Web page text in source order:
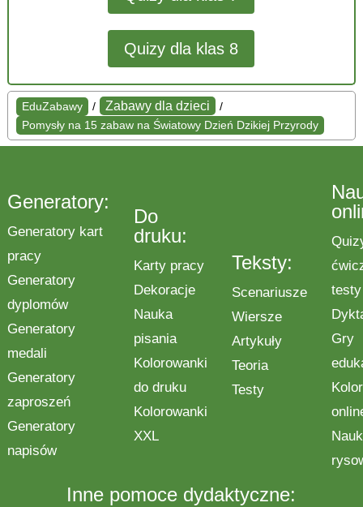
Quizy dla klas 8
EduZabawy / Zabawy dla dzieci
/
Pomysły na 15 zabaw na Światowy Dzień Dzikiej Przyrody
Generatory:
Generatory kart
pracy
Generatory
dyplomów
Generatory
medali
Generatory
zaproszeń
Generatory
napisów
Do
druku:
Karty pracy
Dekoracje
Nauka
pisania
Kolorowanki
do druku
Kolorowanki
XXL
Teksty:
Scenariusze
Wiersze
Artykuły
Teoria
Testy
testy
Gry
Inne pomoce dydaktyczne: